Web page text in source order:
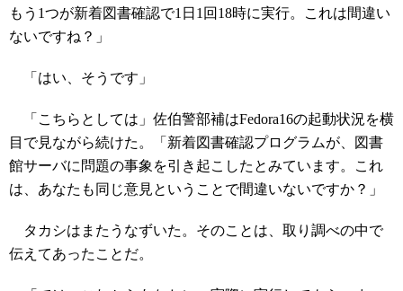
もう1つが新着図書確認で1日1回18時に実行。これは間違い
ないですね？」
「はい、そうです」
「こちらとしては」佐伯警部補はFedora16の起動状況を横
目で見ながら続けた。「新着図書確認プログラムが、図書
館サーバに問題の事象を引き起こしたとみています。これ
は、あなたも同じ意見ということで間違いないですか？」
タカシはまたうなずいた。そのことは、取り調べの中で
伝えてあったことだ。